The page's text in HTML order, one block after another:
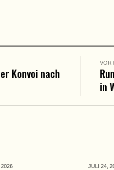
Konvoi nach
VOR
in
2026 JULI 24,